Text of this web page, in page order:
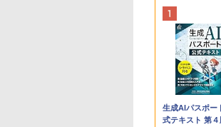
Apple 2026
MacBook Neo
Robloxギフトカ
- 800 Robux 【
生成AIパスポー
式テキスト 第４